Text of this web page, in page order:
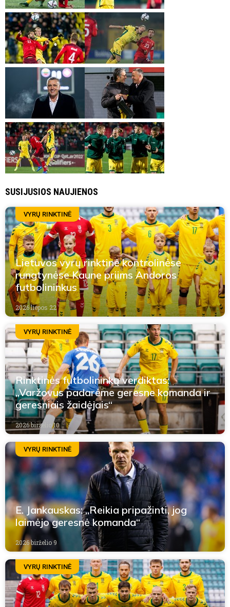
SUSIJUSIOS NAUJIENOS
VYRŲ RINKTINĖ
Lietuvos vyrų rinktinė kontrolinėse
rungtynėse Kaune priims Andoros
futbolininkus
2026 liepos 22
VYRŲ RINKTINĖ
Rinktinės futbolininkų verdiktas:
„Varžovus padarėme geresne komanda ir
geresniais žaidėjais“
2026 birželio 10
VYRŲ RINKTINĖ
E. Jankauskas: „Reikia pripažinti, jog
laimėjo geresnė komanda“
2026 birželio 9
VYRŲ RINKTINĖ